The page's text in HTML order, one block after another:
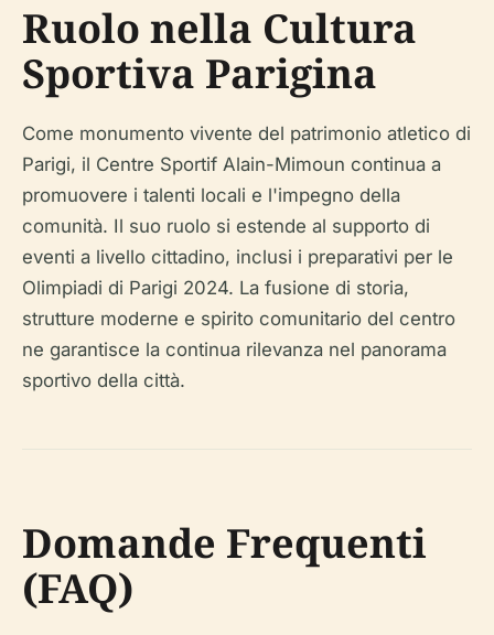
Ruolo nella Cultura
Sportiva Parigina
Come monumento vivente del patrimonio atletico di
Parigi, il Centre Sportif Alain-Mimoun continua a
promuovere i talenti locali e l'impegno della
comunità. Il suo ruolo si estende al supporto di
eventi a livello cittadino, inclusi i preparativi per le
Olimpiadi di Parigi 2024. La fusione di storia,
strutture moderne e spirito comunitario del centro
ne garantisce la continua rilevanza nel panorama
sportivo della città.
Domande Frequenti
(FAQ)